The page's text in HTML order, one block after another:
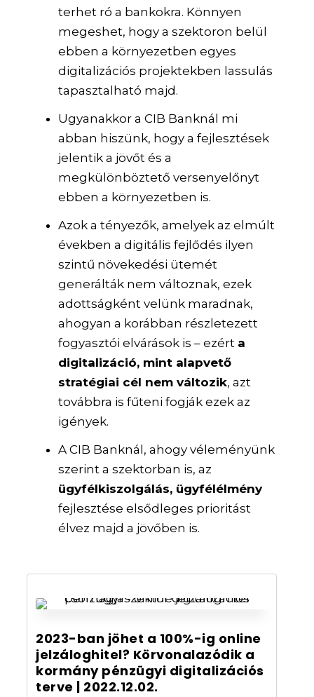
terhet ró a bankokra. Könnyen
megeshet, hogy a szektoron belül
ebben a környezetben egyes
digitalizációs projektekben lassulás
tapasztalható majd.
Ugyanakkor a CIB Banknál mi
abban hiszünk, hogy a fejlesztések
jelentik a jövőt és a
megkülönböztető versenyelőnyt
ebben a környezetben is.
Azok a tényezők, amelyek az elmúlt
években a digitális fejlődés ilyen
szintű növekedési ütemét
generálták nem változnak, ezek
adottságként velünk maradnak,
ahogyan a korábban részletezett
fogyasztói elvárások is – ezért a
digitalizáció, mint alapvető
stratégiai cél nem változik, azt
továbbra is fűteni fogják ezek az
igények.
A CIB Banknál, ahogy véleményünk
szerint a szektorban is, az
ügyfélkiszolgálás, ügyfélélmény
fejlesztése elsődleges prioritást
élvez majd a jövőben is.
2023-ban jöhet a 100%-ig online
jelzáloghitel? Körvonalazódik a
kormány pénzügyi digitalizációs
terve | 2022.12.02.